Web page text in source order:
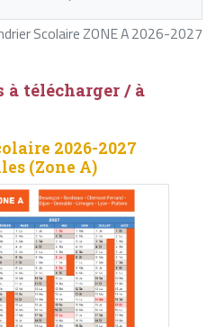
Scolaire ZONE A 2026-2027
à télécharger / à
2026-2027
(Zone A)